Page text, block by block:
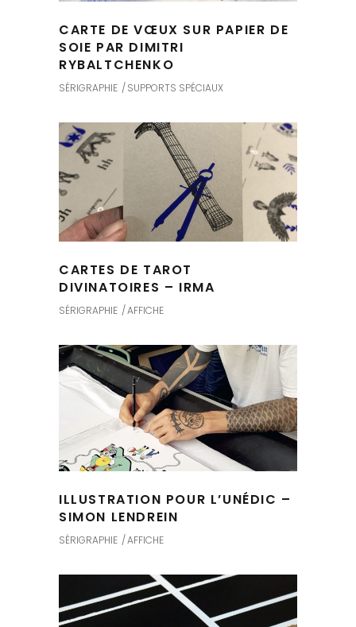
CARTE DE VŒUX SUR PAPIER DE
SOIE PAR DIMITRI
RYBALTCHENKO
SÉRIGRAPHIE SUPPORTS SPÉCIAUX
CARTES DE TAROT
DIVINATOIRES – IRMA
SÉRIGRAPHIE AFFICHE
ILLUSTRATION POUR L’UNÉDIC –
SIMON LENDREIN
SÉRIGRAPHIE AFFICHE